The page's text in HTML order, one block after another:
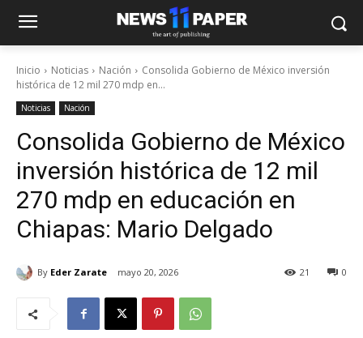
Inicio Noticias Nación
Consolida Gobierno de México inversión
histórica de 12 mil 270 mdp en...
Noticias Nación
Consolida Gobierno de México
inversión histórica de 12 mil
270 mdp en educación en
Chiapas: Mario Delgado
By Eder Zarate mayo 20, 2026 0
21